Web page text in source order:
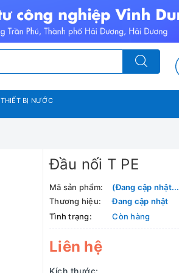
THIẾT BỊ NƯỚC
Đầu nối T PE
Mã sản phẩm:
(Đang cập
Thương hiệu:
Đang cập nhật
Tình trạng:
Còn hàng
Liên hệ
Kích thước: